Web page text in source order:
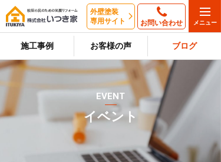
外壁塗装
専用サイト
お問い合わせ
施工事例 お客様の声 ブログ
EVENT
イベント